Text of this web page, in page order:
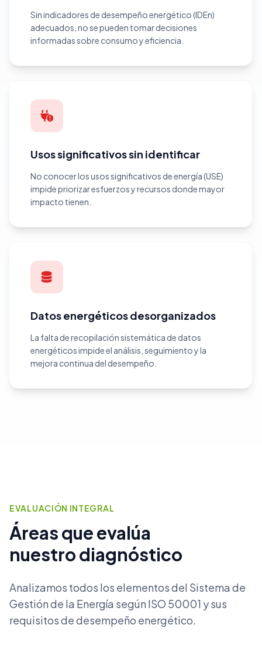
Sin indicadores de desempeño energético (IDEn)
adecuados, no se pueden tomar decisiones
informadas sobre consumo y eficiencia.
Usos significativos sin identificar
No conocer los usos significativos de energía (USE)
impide priorizar esfuerzos y recursos donde mayor
impacto tienen.
Datos energéticos desorganizados
La falta de recopilación sistemática de datos
energéticos impide el análisis, seguimiento y la
mejora continua del desempeño.
EVALUACIÓN INTEGRAL
Áreas que evalúa
nuestro diagnóstico
Analizamos todos los elementos del Sistema de
Gestión de la Energía según ISO 50001 y sus
requisitos de desempeño energético.